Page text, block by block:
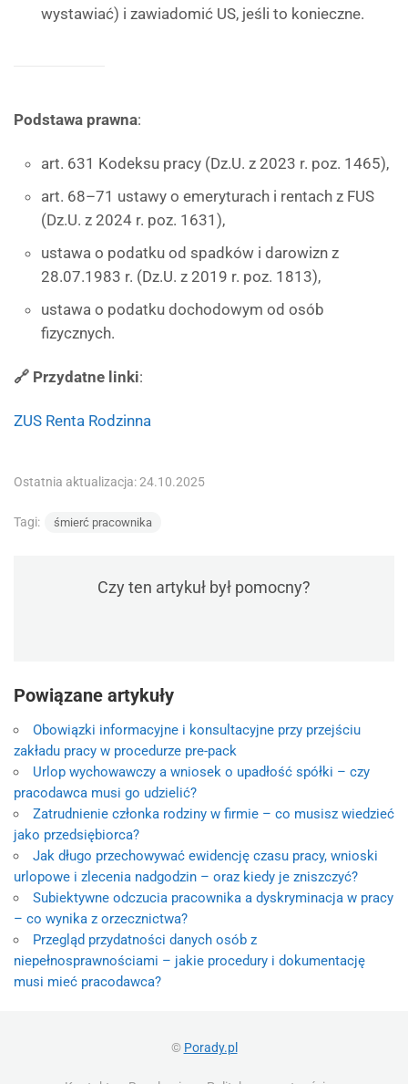
wystawiać) i zawiadomić US, jeśli to konieczne.
Podstawa prawna:
art. 631 Kodeksu pracy (Dz.U. z 2023 r. poz. 1465),
art. 68–71 ustawy o emeryturach i rentach z FUS
(Dz.U. z 2024 r. poz. 1631),
ustawa o podatku od spadków i darowizn z
28.07.1983 r. (Dz.U. z 2019 r. poz. 1813),
ustawa o podatku dochodowym od osób
fizycznych.
🔗 Przydatne linki:
ZUS Renta Rodzinna
Ostatnia aktualizacja: 24.10.2025
Tagi: śmierć pracownika
Czy ten artykuł był pomocny?
Powiązane artykuły
Obowiązki informacyjne i konsultacyjne przy przejściu
zakładu pracy w procedurze pre-pack
Urlop wychowawczy a wniosek o upadłość spółki – czy
pracodawca musi go udzielić?
Zatrudnienie członka rodziny w firmie – co musisz wiedzieć
jako przedsiębiorca?
Jak długo przechowywać ewidencję czasu pracy, wnioski
urlopowe i zlecenia nadgodzin – oraz kiedy je zniszczyć?
Subiektywne odczucia pracownika a dyskryminacja w pracy
– co wynika z orzecznictwa?
Przegląd przydatności danych osób z
niepełnosprawnościami – jakie procedury i dokumentację
musi mieć pracodawca?
© Porady.pl